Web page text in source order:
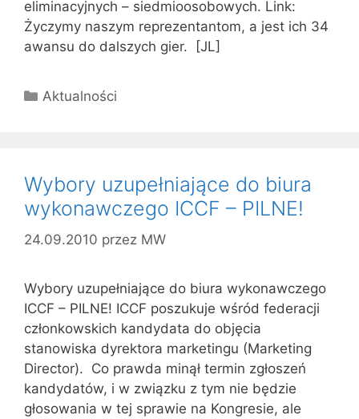
eliminacyjnych – siedmioosobowych. Link:
Życzymy naszym reprezentantom, a jest ich 34
awansu do dalszych gier. [JL]
Kategorie
Aktualności
Wybory uzupełniające do biura
wykonawczego ICCF – PILNE!
24.09.2010 przez MW
Wybory uzupełniające do biura wykonawczego
ICCF – PILNE! ICCF poszukuje wśród federacji
członkowskich kandydata do objęcia
stanowiska dyrektora marketingu (Marketing
Director). Co prawda minął termin zgłoszeń
kandydatów, i w związku z tym nie będzie
głosowania w tej sprawie na Kongresie, ale